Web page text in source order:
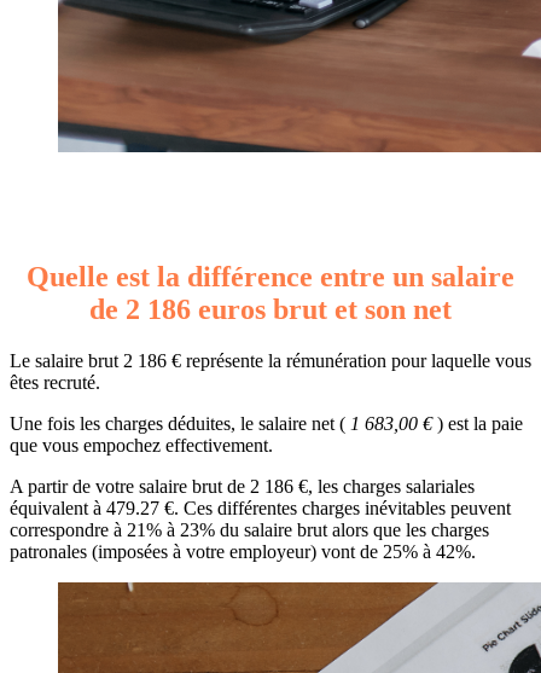
Quelle est la différence entre un salaire
de 2 186 euros brut et son net
Le salaire brut 2 186 € représente la rémunération pour laquelle vous
êtes recruté.
Une fois les charges déduites, le salaire net ( 1 683,00 €) est la paie
que vous empochez effectivement.
A partir de votre salaire brut de 2 186 €, les charges salariales
équivalent à 479.27 €. Ces différentes charges inévitables peuvent
correspondre à 21% à 23% du salaire brut alors que les charges
patronales (imposées à votre employeur) vont de 25% à 42%.